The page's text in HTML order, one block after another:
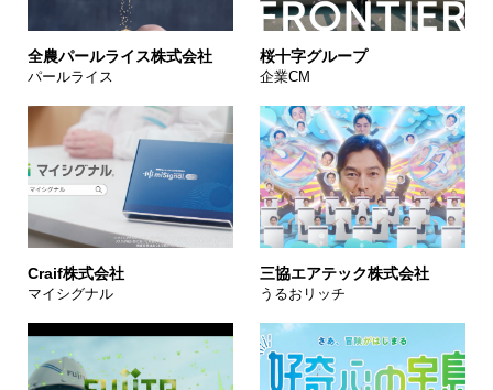
全農パールライス株式会社
パールライス
桜十字グループ
企業CM
Craif株式会社
マイシグナル
三協エアテック株式会社
うるおリッチ